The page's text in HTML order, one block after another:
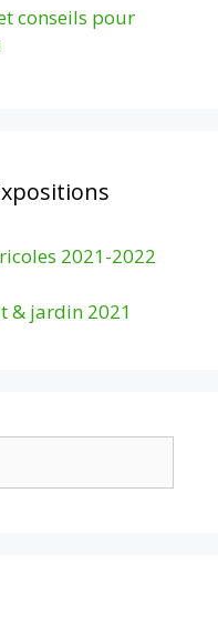
conseils pour
2021-2022
& jardin 2021